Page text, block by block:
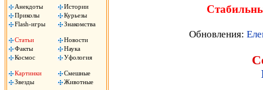
Анекдоты
Истории
Приколы
Курьезы
Flash-игры
Знакомства
Статьи
Новости
Факты
Наука
Космос
Уфология
Картинки
Смешные
Звезды
Животные
вместе с началом 31-го саммита АСЕАН.
Обновления: